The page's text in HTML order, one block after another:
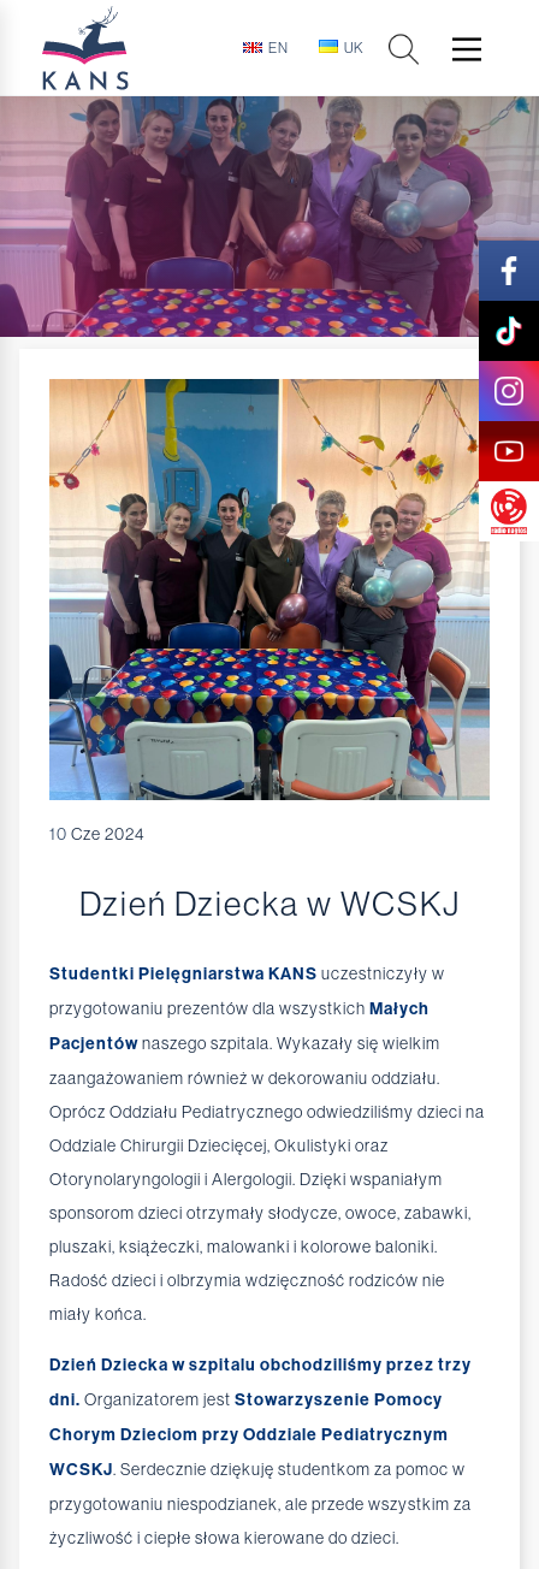
EN UK
10 Cze 2024
Dzień Dziecka w WCSKJ
Studentki Pielęgniarstwa KANS uczestniczyły w
przygotowaniu prezentów dla wszystkich Małych
Pacjentównaszego szpitala. Wykazały się wielkim
zaangażowaniem również w dekorowaniu oddziału.
Oprócz Oddziału Pediatrycznego odwiedziliśmy dzieci na
Oddziale Chirurgii Dziecięcej, Okulistyki oraz
Otorynolaryngologii i Alergologii. Dzięki wspaniałym
sponsorom dzieci otrzymały słodycze, owoce, zabawki,
pluszaki, książeczki, malowanki i kolorowe baloniki.
Radość dzieci i olbrzymia wdzięczność rodziców nie
miały końca.
Dzień Dziecka w szpitalu obchodziliśmy przez trzy
dni. Organizatorem jest Stowarzyszenie Pomocy
Chorym Dzieciom przy Oddziale Pediatrycznym
WCSKJ. Serdecznie dziękuję studentkom za pomoc w
przygotowaniu niespodzianek, ale przede wszystkim za
życzliwość i ciepłe słowa kierowane do dzieci.